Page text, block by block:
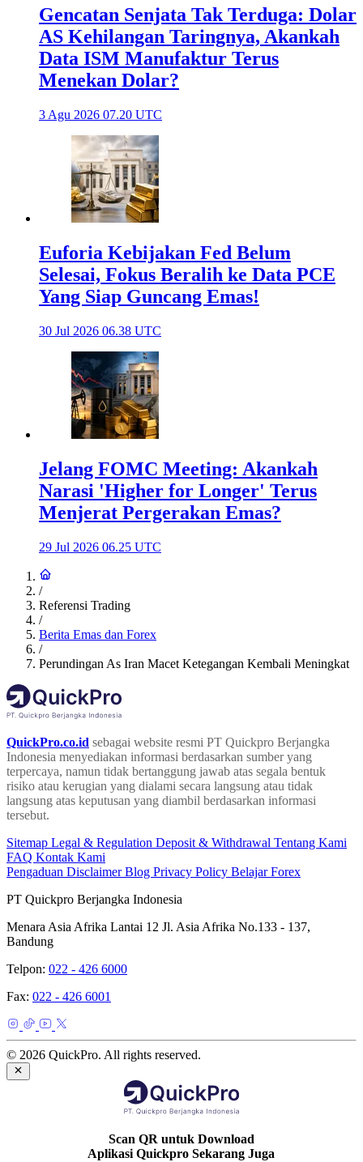
Gencatan Senjata Tak Terduga: Dolar
AS Kehilangan Taringnya, Akankah
Data ISM Manufaktur Terus
Menekan Dolar?
3 Agu 2026 07.20 UTC
Euforia Kebijakan Fed Belum
Selesai, Fokus Beralih ke Data PCE
Yang Siap Guncang Emas!
30 Jul 2026 06.38 UTC
Jelang FOMC Meeting: Akankah
Narasi 'Higher for Longer' Terus
Menjerat Pergerakan Emas?
29 Jul 2026 06.25 UTC
/
Referensi Trading
/
Berita Emas dan Forex
/
Perundingan As Iran Macet Ketegangan Kembali Meningkat
QuickPro.co.id sebagai website resmi PT Quickpro Berjangka
Indonesia menyediakan informasi berdasarkan sumber yang
terpercaya, namun tidak bertanggung jawab atas segala bentuk
risiko atau kerugian yang dialami secara langsung atau tidak
langsung atas keputusan yang diambil berdasarkan informasi
tersebut.
Sitemap Legal & Regulation Deposit & Withdrawal Tentang Kami
FAQ Kontak Kami
Pengaduan DisclaimerBlog Privacy Policy Belajar Forex
PT Quickpro Berjangka Indonesia
Menara Asia Afrika Lantai 12 Jl. Asia Afrika No.133 - 137,
Bandung
Telpon: 022 - 426 6000
Fax: 022 - 426 6001
© 2026 QuickPro. All rights reserved.
Scan QR untuk Download
Aplikasi Quickpro Sekarang Juga